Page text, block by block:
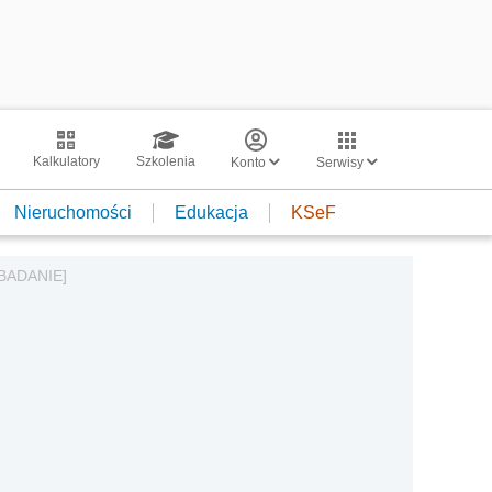
Kalkulatory Szkolenia Konto Serwisy
Nieruchomości Edukacja KSeF